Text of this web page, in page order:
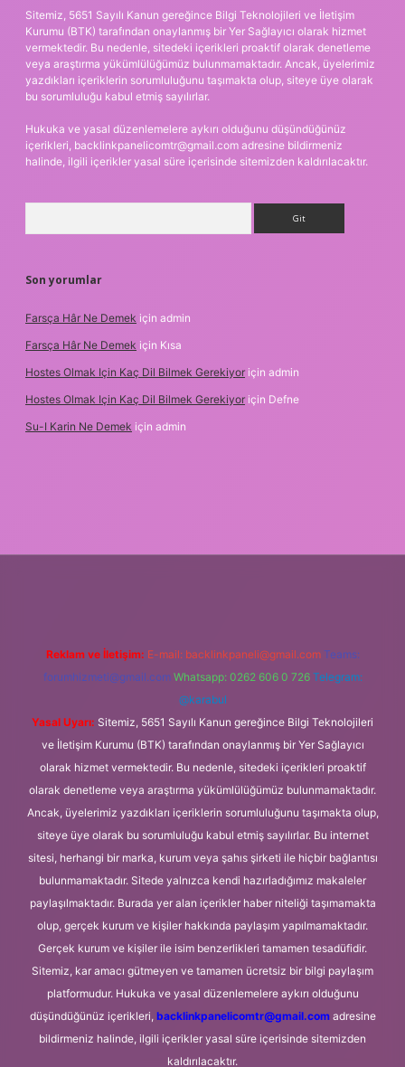
Sitemiz, 5651 Sayılı Kanun gereğince Bilgi Teknolojileri ve İletişim
Kurumu (BTK) tarafından onaylanmış bir Yer Sağlayıcı olarak hizmet
vermektedir. Bu nedenle, sitedeki içerikleri proaktif olarak denetleme
veya araştırma yükümlülüğümüz bulunmamaktadır. Ancak, üyelerimiz
yazdıkları içeriklerin sorumluluğunu taşımakta olup, siteye üye olarak
bu sorumluluğu kabul etmiş sayılırlar.
Hukuka ve yasal düzenlemelere aykırı olduğunu düşündüğünüz
içerikleri, backlinkpanelicomtr@gmail.com adresine bildirmeniz
halinde, ilgili içerikler yasal süre içerisinde sitemizden kaldırılacaktır.
Son yorumlar
Farsça Hâr Ne Demek için admin
Farsça Hâr Ne Demek için Kısa
Hostes Olmak Için Kaç Dil Bilmek Gerekiyor için admin
Hostes Olmak Için Kaç Dil Bilmek Gerekiyor için Defne
Su-I Karin Ne Demek için admin
Reklam ve İletişim: E-mail: backlinkpaneli@gmail.com Teams:
forumhizmeti@gmail.com Whatsapp: 0262 606 0 726 Telegram:
@karabul
Yasal Uyarı: Sitemiz, 5651 Sayılı Kanun gereğince Bilgi Teknolojileri
ve İletişim Kurumu (BTK) tarafından onaylanmış bir Yer Sağlayıcı
olarak hizmet vermektedir. Bu nedenle, sitedeki içerikleri proaktif
olarak denetleme veya araştırma yükümlülüğümüz bulunmamaktadır.
Ancak, üyelerimiz yazdıkları içeriklerin sorumluluğunu taşımakta olup,
siteye üye olarak bu sorumluluğu kabul etmiş sayılırlar. Bu internet
sitesi, herhangi bir marka, kurum veya şahıs şirketi ile hiçbir bağlantısı
bulunmamaktadır. Sitede yalnızca kendi hazırladığımız makaleler
paylaşılmaktadır. Burada yer alan içerikler haber niteliği taşımamakta
olup, gerçek kurum ve kişiler hakkında paylaşım yapılmamaktadır.
Gerçek kurum ve kişiler ile isim benzerlikleri tamamen tesadüfidir.
Sitemiz, kar amacı gütmeyen ve tamamen ücretsiz bir bilgi paylaşım
platformudur. Hukuka ve yasal düzenlemelere aykırı olduğunu
düşündüğünüz içerikleri, backlinkpanelicomtr@gmail.comadresine
bildirmeniz halinde, ilgili içerikler yasal süre içerisinde sitemizden
kaldırılacaktır.